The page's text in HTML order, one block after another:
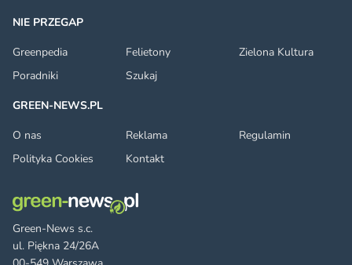
Green-News s.c.
ul. Piękna 24/26A
NIE PRZEGAP
Greenpedia
Felietony
Zielona Kultura
Poradniki
Szukaj
GREEN-NEWS.PL
O nas
Reklama
Regulamin
Polityka Cookies
Kontakt